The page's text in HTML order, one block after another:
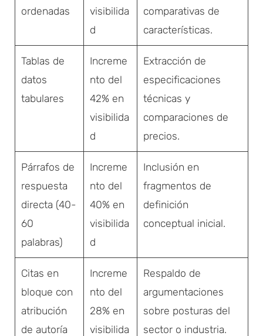
ordenadas
visibilida
d
comparativas de
características.
Tablas de
datos
tabulares
Increme
nto del
42% en
visibilida
d
Extracción de
especificaciones
técnicas y
comparaciones de
precios.
Párrafos de
respuesta
directa (40-
60
palabras)
Increme
nto del
40% en
visibilida
d
Inclusión en
fragmentos de
definición
conceptual inicial.
Citas en
bloque con
atribución
de autoría
Increme
nto del
28% en
visibilida
Respaldo de
argumentaciones
sobre posturas del
sector o industria.